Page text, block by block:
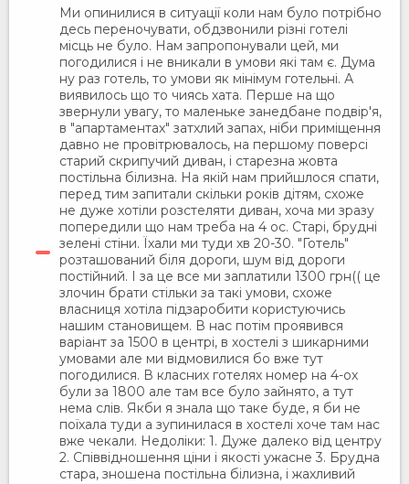
Ми опинилися в ситуації коли нам було потрібно
десь переночувати, обдзвонили різні готелі
місць не було. Нам запропонували цей, ми
погодилися і не вникали в умови які там є. Дума
ну раз готель, то умови як мінімум готельні. А
виявилось що то чиясь хата. Перше на що
звернули увагу, то маленьке занедбане подвір'я,
в "апартаментах" затхлий запах, ніби приміщення
давно не провітрювалось, на першому поверсі
старий скрипучий диван, і старезна жовта
постільна білизна. На якій нам прийшлося спати,
перед тим запитали скільки років дітям, схоже
не дуже хотіли розстеляти диван, хоча ми зразу
попередили що нам треба на 4 ос. Старі, брудні
зелені стіни. Їхали ми туди хв 20-30. "Готель"
розташований біля дороги, шум від дороги
постійний. І за це все ми заплатили 1300 грн(( це
злочин брати стільки за такі умови, схоже
власниця хотіла підзаробити користуючись
нашим становищем. В нас потім проявився
варіант за 1500 в центрі, в хостелі з шикарними
умовами але ми відмовилися бо вже тут
погодилися. В класних готелях номер на 4-ох
були за 1800 але там все було зайнято, а тут
нема слів. Якби я знала що таке буде, я би не
поїхала туди а зупинилася в хостелі хоче там нас
вже чекали. Недоліки: 1. Дуже далеко від центру
2. Співвідношення ціни і якості ужасне 3. Брудна
стара, зношена постільна білизна, і жахливий